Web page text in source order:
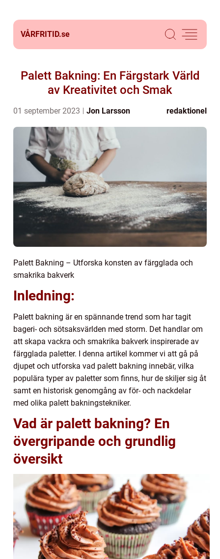
VÅRFRITID.se
Palett Bakning: En Färgstark Värld
av Kreativitet och Smak
01 september 2023 Jon Larsson redaktionel
Palett Bakning – Utforska konsten av färgglada och
smakrika bakverk
Inledning:
Palett bakning är en spännande trend som har tagit
bageri- och sötsaksvärlden med storm. Det handlar om
att skapa vackra och smakrika bakverk inspirerade av
färgglada paletter. I denna artikel kommer vi att gå på
djupet och utforska vad palett bakning innebär, vilka
populära typer av paletter som finns, hur de skiljer sig åt
samt en historisk genomgång av för- och nackdelar
med olika palett bakningstekniker.
Vad är palett bakning? En
övergripande och grundlig
översikt